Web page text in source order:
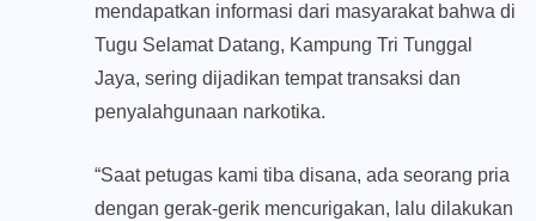
mendapatkan informasi dari masyarakat bahwa di
Tugu Selamat Datang, Kampung Tri Tunggal
Jaya, sering dijadikan tempat transaksi dan
penyalahgunaan narkotika.
“Saat petugas kami tiba disana, ada seorang pria
dengan gerak-gerik mencurigakan, lalu dilakukan